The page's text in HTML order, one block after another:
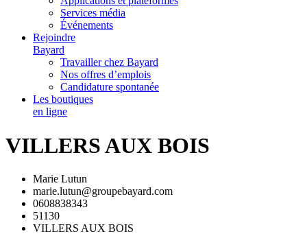
Services média
Événements
Rejoindre
Bayard
Travailler chez Bayard
Nos offres d’emplois
Candidature spontanée
Les boutiques
en ligne
VILLERS AUX BOIS
Marie Lutun
marie.lutun@groupebayard.com
0608838343
51130
VILLERS AUX BOIS